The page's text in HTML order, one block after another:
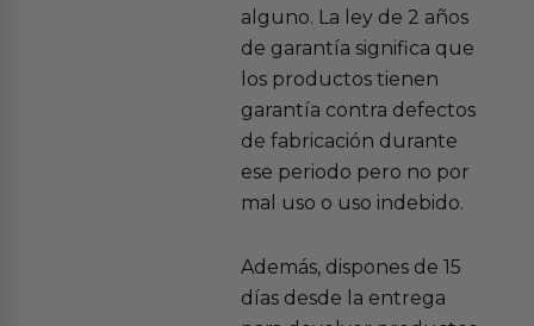
alguno. La ley de 2 años
de garantía significa que
los productos tienen
garantía contra defectos
de fabricación durante
ese periodo pero no por
mal uso o uso indebido.
Además, dispones de 15
días desde la entrega